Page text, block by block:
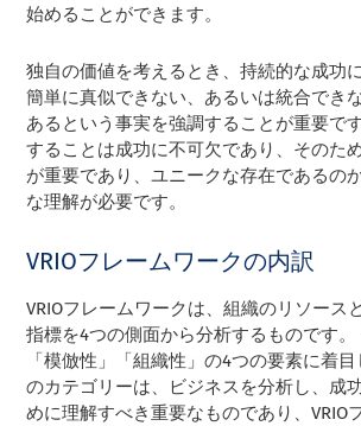
始めることができます。
独自の価値を考えるとき、持続的な成功
簡単に真似できない、あるいは統合でき
あるという事実を強調することが重要で
することは成功に不可欠であり、そのた
が重要であり、ユニークな存在であるの
な理解が必要です。
VRIOフレームワークの内訳
VRIOフレームワークは、組織のリソース
指標を4つの側面から分析するものです。
「模倣性」「組織性」の4つの要素に着
のカテゴリーは、ビジネスを分析し、成
めに理解すべき重要なものであり、VRIO